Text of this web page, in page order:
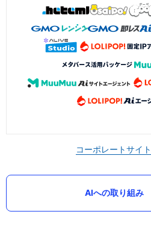
コーポレートサイト
AIへの取り組み